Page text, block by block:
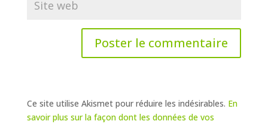
Ce site utilise Akismet pour réduire les indésirables. En
savoir plus sur la façon dont les données de vos